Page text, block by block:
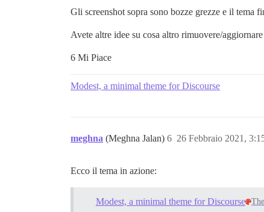
Gli screenshot sopra sono bozze grezze e il tema
Avete altre idee su cosa altro rimuovere/
6 Mi Piace
Modest, a minimal theme for Discourse
meghna (Meghna Jalan) 26 Febbraio 2021,
6
Ecco il tema in azione:
Modest, a minimal theme for Discourse